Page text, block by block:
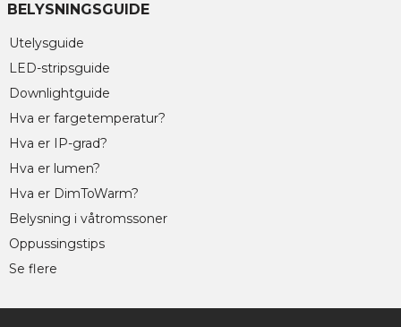
BELYSNINGSGUIDE
Utelysguide
LED-stripsguide
Downlightguide
Hva er fargetemperatur?
Hva er IP-grad?
Hva er lumen?
Hva er DimToWarm?
Belysning i våtromssoner
Oppussingstips
Se flere